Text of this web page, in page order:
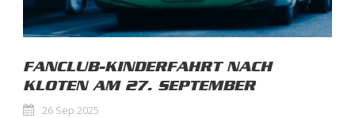
FANCLUB-KINDERFAHRT NACH
KLOTEN AM 27. SEPTEMBER
26 Sep 2025